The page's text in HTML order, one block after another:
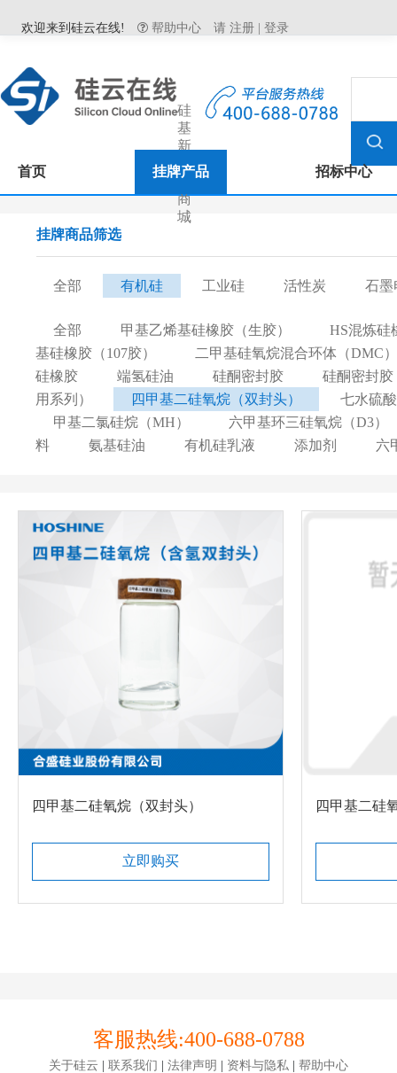
欢迎来到硅云在线! 帮助中心 请 注册 登录
硅
基
新
材
料
商
城
首页 挂牌产品 招标中心
挂牌商品筛选
全部 有机硅 工业硅 活性炭 石墨
全部 甲基乙烯基硅橡胶（生胶）
HS混炼硅
基硅橡胶（107胶）
二甲基硅氧烷混合环体（DMC）
硅橡胶
端氢硅油 硅酮密封胶
硅酮密封
用系列）
四甲基二硅氧烷（双封头）
七水硫
甲基二氯硅烷（MH）
六甲基环三硅氧烷（D3）
料
氨基硅油 有机硅乳液 添加剂 六
四甲基二硅氧烷（双封头）
立即购买
四甲基二硅
客服热线:400-688-0788
关于硅云 | 联系我们 | 法律声明 | 资料与隐私 | 帮助中心